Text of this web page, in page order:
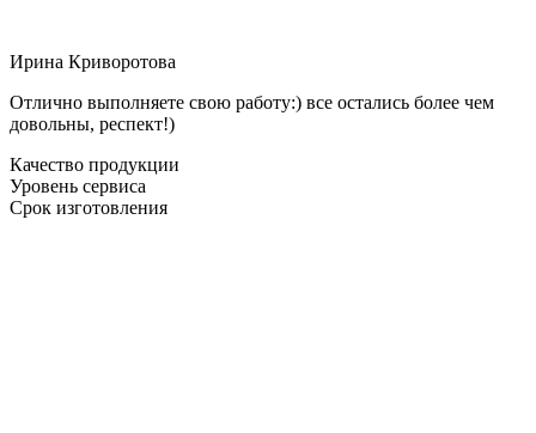
Ирина Криворотова
Отлично выполняете свою работу:) все остались более чем
довольны, респект!)
Качество продукции
Уровень сервиса
Срок изготовления